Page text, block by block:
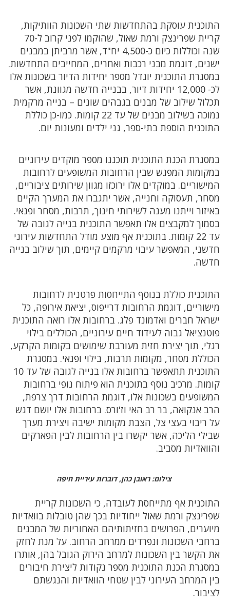
התוכנית עוסקת בהתחדשות שתי השכונות הוותיקות,
קריית שפרינצק ורמת שאול, שהוקמו לפני קרוב ל-70
שנה וכוללות כיום כ-4,500 יח"ד, אשר מרביתן במבנים
ישנים, דוגמת מבני רכבות ואחרים, המחייבים התחדשות.
במסגרת התוכנית יוגדל מספר יחידות הדיור בשכונות אלו
לכ- 12,000 יחידות דיור, בבנייה חדשה מגוונת, אשר
תכלול שילוב של מבנים בגבהים שונים – בנייה מרקמית
נמוכה בשילוב מבנים של עד 22 קומות. כמו-כן כוללת
התוכנית הוספת בתי-ספר, גני ילדים ומעונות יום.
במסגרת הכנת התוכנית תוכננו מספר מוקדים עירוניים
במקומות המפגש שבין הרחובות המשופעים לרחובות
המישוריים. במוקדים אלו ירוכזו מגוון שירותים ציבוריים,
מסחר, תעסוקה וחנייה, אשר יתגברו את המערך הקיים
באיזור וייתנו מענה לשירותי חינוך, תרבות, מסחר ופנאי.
בסמוך למקבצים אלו תאפשר התוכנית בנייה לגובה של
עד 22 קומות. בתוכנית אף מוצע מודל התחדשות עירוני
חדשני, המאפשר עיבוי מרקמים קיימים, תוך שילוב בנייה
חדשה.
התוכנית כוללת בנוסף התייחסות פרטנית לרחובות
מישוריים, דוגמת הרחובות דרייפוס, יציאת אירופה, כל
ישראל חברים ואדמונד פלג. ברחובות אלו רואה התוכנית
פוטנציאל גבוה לעידוד חיים עירוניים, הכוללים בילוי
רגלי, תוך יצירת חזית מעורבת שימושים בקומות הקרקע,
הכוללת מסחר, מקומות תרבות, בילוי ופנאי. במסגרת
התוכנית תתאפשר ברחובות אלו בנייה לגובה של עד 10
קומות. מרכיב נוסף בתוכנית הוא פיתוח נופי ברחובות
המשופעים בשכונות אלו, דוגמת הרחובות דרך צרפת,
הרב אנקואה, בר רב האי וז'ורס. ברחובות אלו יושם דגש
על ריבוי בעצי צל, הצבת מקומות ישיבה ויצירת מערך
שבילי הליכה, אשר יקשרו בין הרחובות לבין הפארקים
והוואדיות מסביב.
צילום: ראובן כהן, דוברות עיריית חיפה
התוכנית אף מתייחסת לעובדה, כי השכונות קריית
שפרינצק ורמת שאול ייחודיות בכך שהן טובלות בוואדיות
מיוערים, הפרושים בחזיתותיהם האחוריות של המבנים
ברחבי השכונות ונפרדים ממרחב הרחוב. על מנת לחזק
את הקשר בין השכונות למרחב הירוק הגובל בהן, אותרו
במסגרת הכנת התוכנית מספר נקודות ליצירת חיבורים
בין המרחב העירוני לבין שטחי הוואדיות והנגשתם
לציבור.